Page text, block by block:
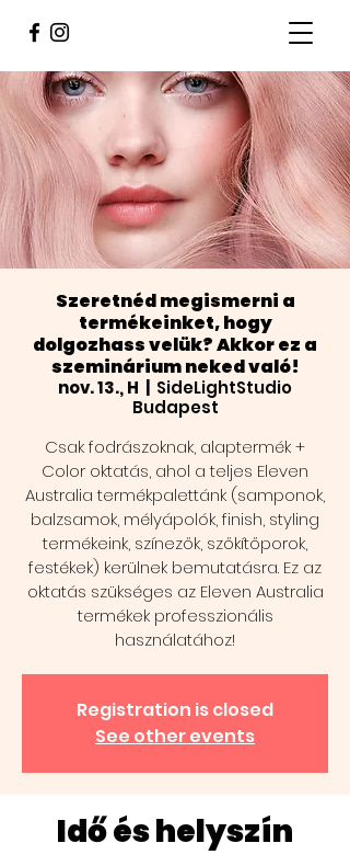
Szeretnéd megismerni a
termékeinket, hogy
dolgozhass velük? Akkor ez a
szeminárium neked való!
nov. 13., H
SideLightStudio
Budapest
Csak fodrászoknak, alaptermék +
Color oktatás, ahol a teljes Eleven
Australia termékpalettánk (samponok,
balzsamok, mélyápolók, finish, styling
termékeink, színezők, szőkítőporok,
festékek) kerülnek bemutatásra. Ez az
oktatás szükséges az Eleven Australia
termékek professzionális
használatához!
Registration is closed
See other events
Idő és helyszín